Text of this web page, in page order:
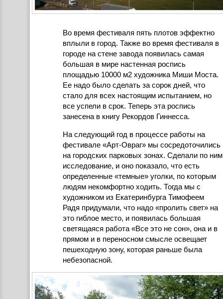
Во время фестиваля пять плотов эффектно
вплыли в город. Также во время фестиваля в
городе на стене завода появилась самая
большая в мире настенная роспись
площадью 10000 м2 художника Миши Моста.
Ее надо было сделать за сорок дней, что
стало для всех настоящим испытанием, но
все успели в срок. Теперь эта роспись
занесена в книгу Рекордов Гиннесса.
На следующий год в процессе работы на
фестивале «Арт-Овраг» мы сосредоточились
на городских парковых зонах. Сделали по ним
исследование, и оно показало, что есть
определенные «темные» уголки, по которым
людям некомфортно ходить. Тогда мы с
художником из Екатеринбурга Тимофеем
Радя придумали, что надо «пролить свет» на
это гиблое место, и появилась большая
светящаяся работа «Все это не сон», она и в
прямом и в переносном смысле освещает
пешеходную зону, которая раньше была
небезопасной.